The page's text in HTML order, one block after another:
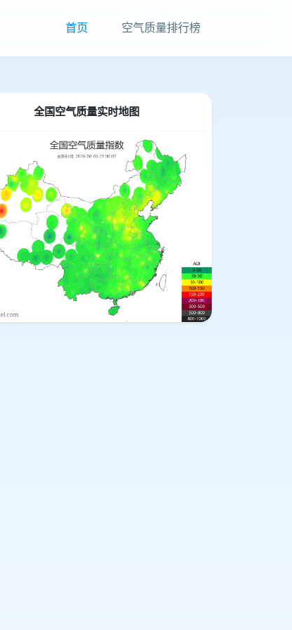
首页 空气质量排行榜
全国空气质量实时地图